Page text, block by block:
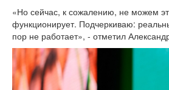
«Но сейчас, к сожалению, не можем
функционирует. Подчеркиваю:
пор не работает», - отметил